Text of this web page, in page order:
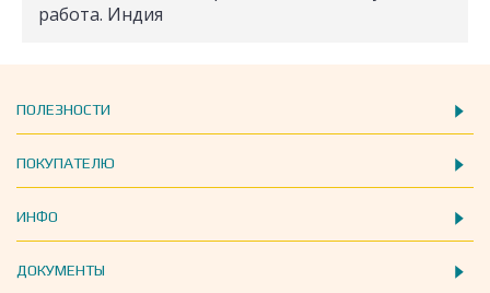
работа. Индия
ПОЛЕЗНОСТИ
ПОКУПАТЕЛЮ
ИНФО
ДОКУМЕНТЫ